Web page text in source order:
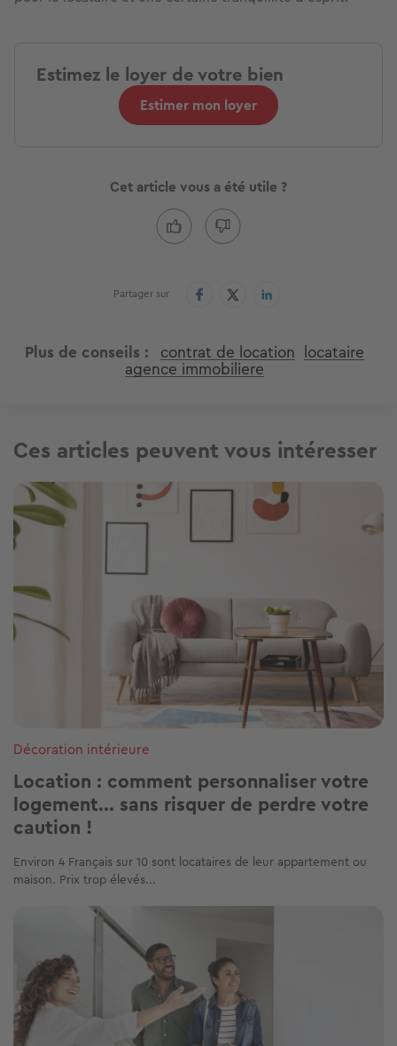
Estimez le loyer de votre bien
Estimer mon loyer
Cet article vous a été utile ?
Partager sur
Plus de conseils contrat de location locataire
agence immobiliere
Ces articles peuvent vous intéresser
Image
Décoration intérieure
Location : comment personnaliser votre
logement... sans risquer de perdre votre
caution !
Environ 4 Français sur 10 sont locataires de leur appartement ou
maison. Prix trop élevés...